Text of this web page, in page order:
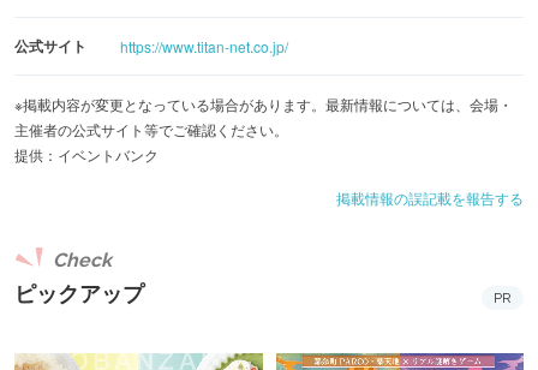
公式サイト https://www.titan-net.co.jp/
※掲載内容が変更となっている場合があります。最新情報については、会場・
主催者の公式サイト等でご確認ください。
提供：イベントバンク
掲載情報の誤記載を報告する
ピックアップ
Check
PR